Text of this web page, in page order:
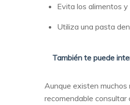
Evita los alimentos y
Utiliza una pasta
También te puede
Aunque existen
recomendable consultar